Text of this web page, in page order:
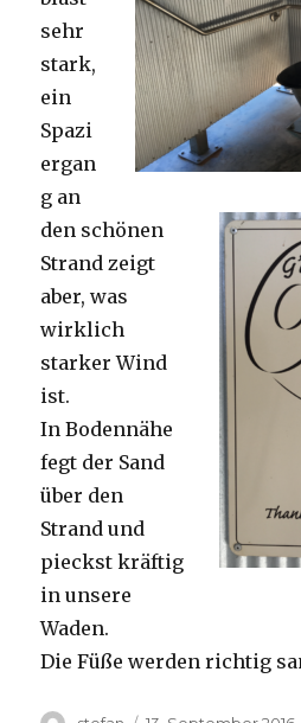
sehr
stark,
ein
Spazi
ergan
g an
den schönen
Strand zeigt
aber, was
wirklich
starker Wind
ist.
In Bodennähe
fegt der Sand
über den
Strand und
pieckst kräftig
in unsere
Waden.
Die Füße werden richtig